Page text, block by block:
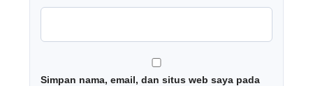
Simpan nama, email, dan situs web saya pada